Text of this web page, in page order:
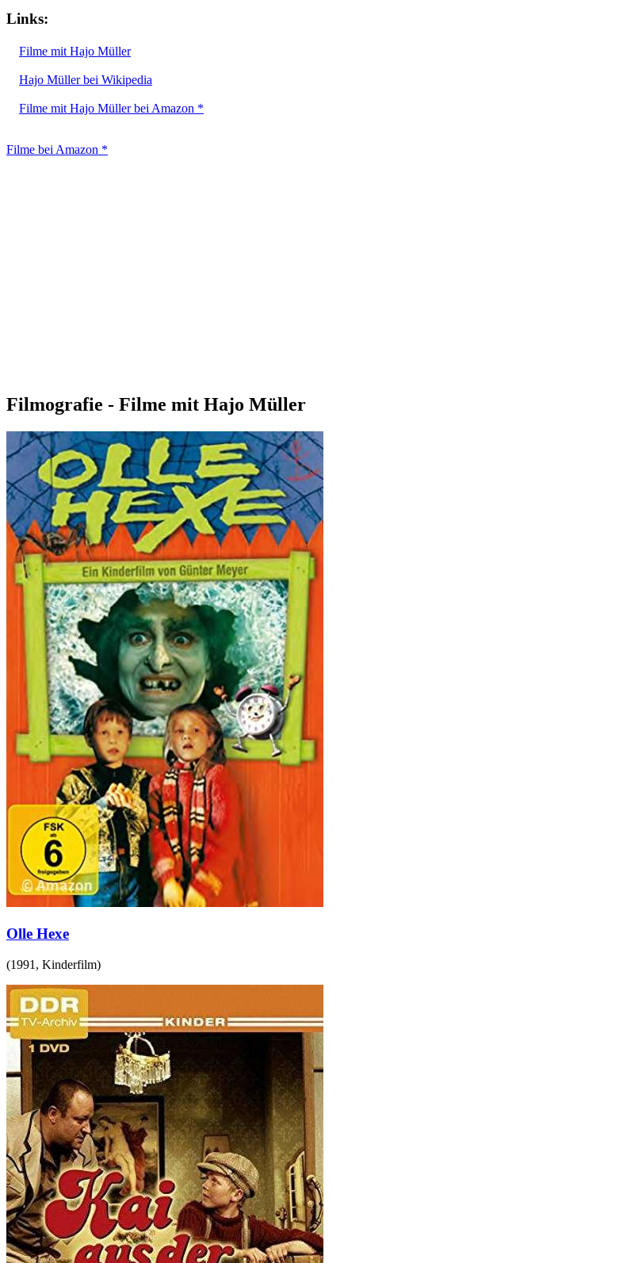
Links:
Filme mit Hajo Müller
Hajo Müller bei Wikipedia
Filme mit Hajo Müller bei Amazon *
Filme bei Amazon *
Filmografie - Filme mit Hajo Müller
Olle Hexe
(1991 , Kinderfilm)